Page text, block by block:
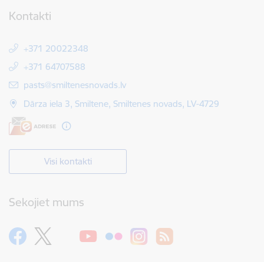
Kontakti
+371 20022348
+371 64707588
E-pasts:
pasts@smiltenesnovads.lv
Dārza iela 3, Smiltene, Smiltenes novads, LV-4729
Visi kontakti
Sekojiet mums